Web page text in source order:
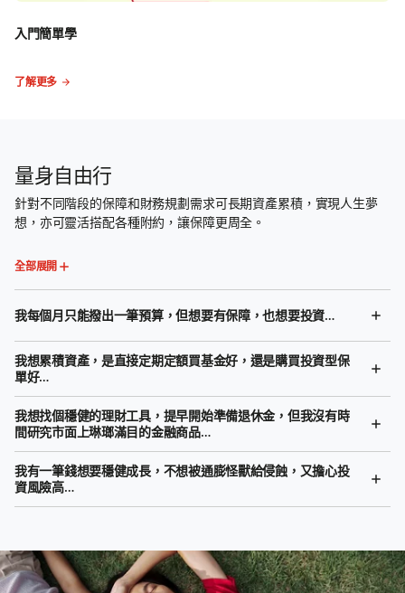
入門簡單學
了解更多
量身自由行
針對不同階段的保障和財務規劃需求可長期資產累積，實現人生夢
想，亦可靈活搭配各種附約，讓保障更周全。
全部展開
我每個月只能撥出一筆預算，但想要有保障，也想要投資…
我想累積資產，是直接定期定額買基金好，還是購買投資型保
單好…
我想找個穩健的理財工具，提早開始準備退休金，但我沒有時
間研究市面上琳瑯滿目的金融商品…
我有一筆錢想要穩健成長，不想被通膨怪獸給侵蝕，又擔心投
資風險高…